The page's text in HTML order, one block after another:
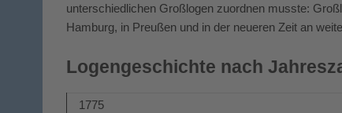
unterschiedlichen Großlogen zuordnen musste:
Hamburg, in Preußen und in der neueren Zeit an
Logengeschichte nach
1775